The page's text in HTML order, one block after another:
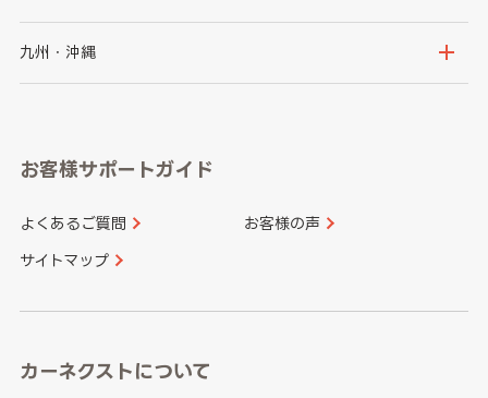
山梨県
愛知県
京都府
和歌山県
鳥取県
山口県
香川県 愛媛県
九州・沖縄
長崎県
大分県 宮崎県
お客様サポートガイド
よくあるご質問 お客様の声
サイトマップ
カーネクストについて